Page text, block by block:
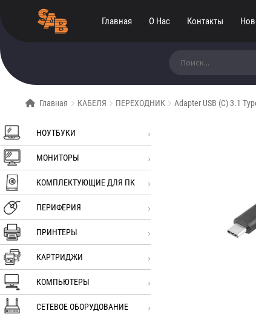
Главная О Нас Контакты
Главная КАБЕЛЯ ПЕРЕХОДНИК Adapter USB (C) 3.1
НОУТБУКИ
МОНИТОРЫ
КОМПЛЕКТУЮЩИЕ ДЛЯ ПК
ПЕРИФЕРИЯ
ПРИНТЕРЫ
КАРТРИДЖИ
КОМПЬЮТЕРЫ
СЕТЕВОЕ ОБОРУДОВАНИЕ